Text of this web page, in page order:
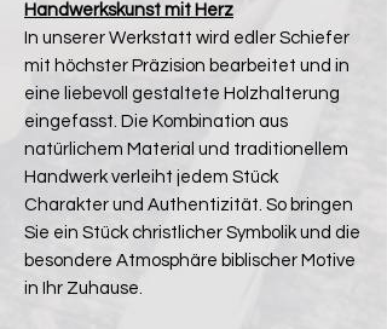
Handwerkskunst mit Herz
In unserer Werkstatt wird edler Schiefer
mit höchster Präzision bearbeitet und in
eine liebevoll gestaltete Holzhalterung
eingefasst. Die Kombination aus
natürlichem Material und traditionellem
Handwerk verleiht jedem Stück
Charakter und Authentizität. So bringen
Sie ein Stück christlicher Symbolik und die
besondere Atmosphäre biblischer Motive
in Ihr Zuhause.